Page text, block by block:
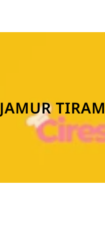
TIRAM